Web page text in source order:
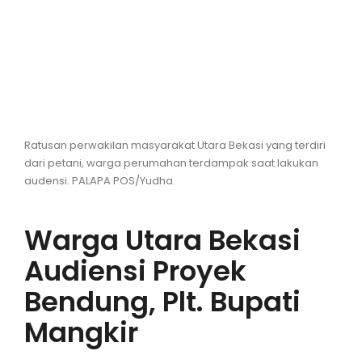
Ratusan perwakilan masyarakat Utara Bekasi yang terdiri
dari petani, warga perumahan terdampak saat lakukan
audensi. PALAPA POS/Yudha.
Warga Utara Bekasi
Audiensi Proyek
Bendung, Plt. Bupati
Mangkir